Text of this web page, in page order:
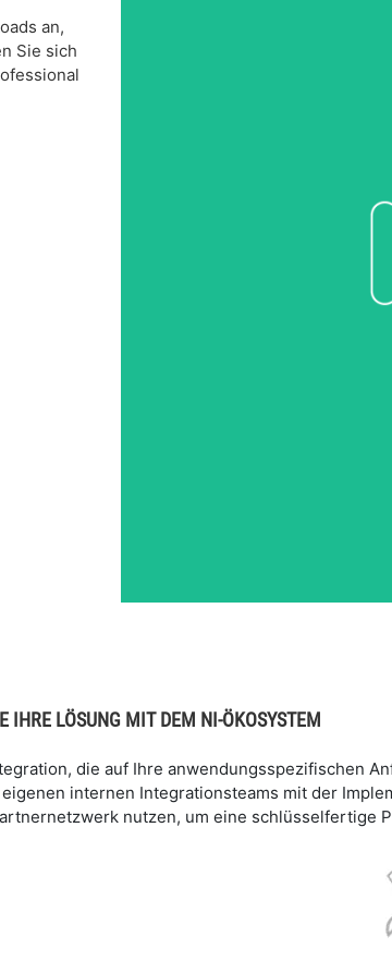
an,
Sie sich
IHRE LÖSUNG MIT DEM NI-ÖKOSYSTEM
die auf Ihre anwendungsspezifischen
internen Integrationsteams mit der
nutzen, um eine schlüsselfertige